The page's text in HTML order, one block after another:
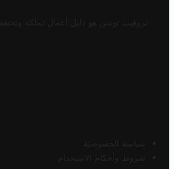
تروفيت تونس هو دليل أعمال تملكه
سياسة الخصوصية
شروط وأحكام الاستخدام